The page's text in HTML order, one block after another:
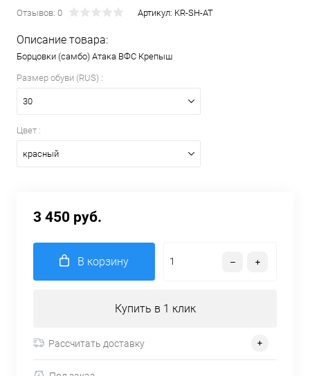
Отзывов: 0 Артикул: KR-SH-AT
Описание товара:
Борцовки (самбо) Атака ВФС Крепыш
Размер обуви (RUS) :
30
Цвет :
красный
3 450 руб.
В корзину
Купить в 1 клик
Рассчитать доставку